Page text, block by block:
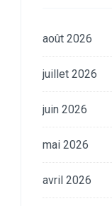
août 2026
juillet 2026
juin 2026
mai 2026
avril 2026